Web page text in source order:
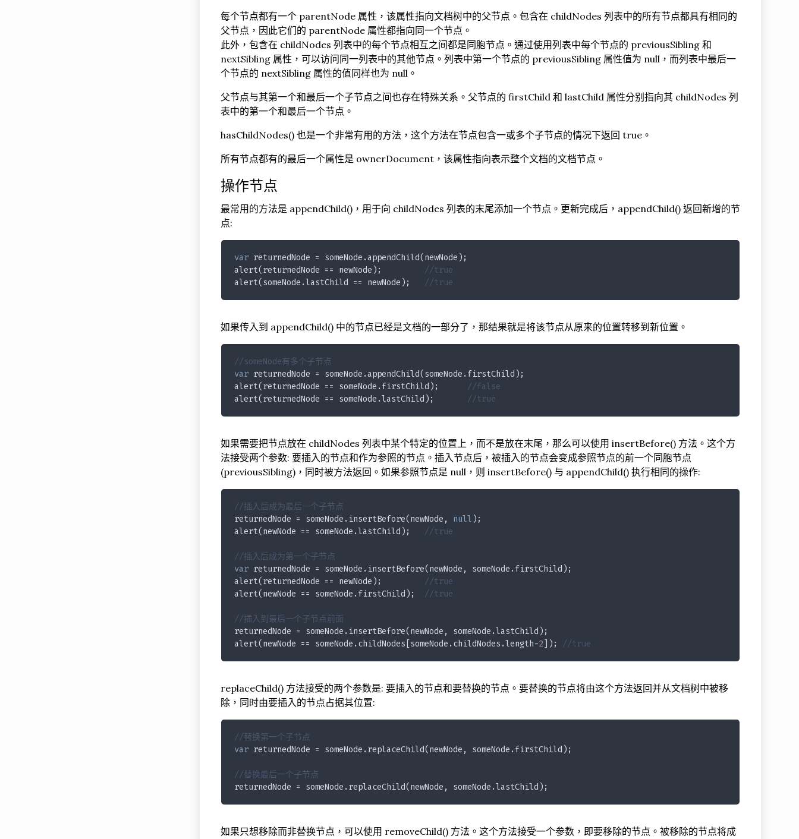
每个节点都有一个 parentNode 属性，该属性指向文档树中的父节点。包含在 childNodes 列表中的所有节点都具有相同的
父节点，因此它们的 parentNode 属性都指向同一个节点。
此外，包含在 childNodes 列表中的每个节点相互之间都是同胞节点。通过使用列表中每个节点的 previousSibling 和
nextSibling 属性，可以访问同一列表中的其他节点。列表中第一个节点的 previousSibling 属性值为 null，而列表中最后一
个节点的 nextSibling 属性的值同样也为 null。
父节点与其第一个和最后一个子节点之间也存在特殊关系。父节点的 firstChild 和 lastChild 属性分别指向其 childNodes 列
表中的第一个和最后一个节点。
hasChildNodes() 也是一个非常有用的方法，这个方法在节点包含一或多个子节点的情况下返回 true。
所有节点都有的最后一个属性是 ownerDocument，该属性指向表示整个文档的文档节点。
操作节点
最常用的方法是 appendChild()，用于向 childNodes 列表的末尾添加一个节点。更新完成后，appendChild() 返回新增的节
点:
var returnedNode = someNode.appendChild(newNode);
alert(returnedNode == newNode);
//true
alert(someNode.lastChild == newNode);
//true
如果传入到 appendChild() 中的节点已经是文档的一部分了，那结果就是将该节点从原来的位置转移到新位置。
//someNode有多个子节点
var returnedNode = someNode.appendChild(someNode.firstChild);
alert(returnedNode == someNode.firstChild);
//false
alert(returnedNode == someNode.lastChild);
//true
如果需要把节点放在 childNodes 列表中某个特定的位置上，而不是放在末尾，那么可以使用 insertBefore() 方法。这个方
法接受两个参数: 要插入的节点和作为参照的节点。插入节点后，被插入的节点会变成参照节点的前一个同胞节点
(previousSibling)，同时被方法返回。如果参照节点是 null，则 insertBefore() 与 appendChild() 执行相同的操作:
//插入后成为最后一个子节点
returnedNode = someNode.insertBefore(newNode, null );
alert(newNode == someNode.lastChild);
//true
//插入后成为第一个子节点
var returnedNode = someNode.insertBefore(newNode, someNode.firstChild);
alert(returnedNode == newNode);
//true
alert(newNode == someNode.firstChild);
//true
//插入到最后一个子节点前面
returnedNode = someNode.insertBefore(newNode, someNode.lastChild);
alert(newNode == someNode.childNodes[someNode.childNodes.length-2 ]); //true
replaceChild() 方法接受的两个参数是: 要插入的节点和要替换的节点。要替换的节点将由这个方法返回并从文档树中被移
除，同时由要插入的节点占据其位置:
//替换第一个子节点
var returnedNode = someNode.replaceChild(newNode, someNode.firstChild);
//替换最后一个子节点
returnedNode = someNode.replaceChild(newNode, someNode.lastChild);
如果只想移除而非替换节点，可以使用 removeChild() 方法。这个方法接受一个参数，即要移除的节点。被移除的节点将成